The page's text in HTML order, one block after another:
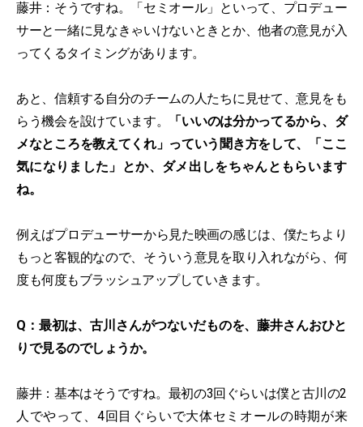
藤井：そうですね。「セミオール」といって、プロデュー
サーと一緒に見なきゃいけないときとか、他者の意見が入
ってくるタイミングがあります。
あと、信頼する自分のチームの人たちに見せて、意見をも
らう機会を設けています。
「いいのは分かってるから、ダ
メなところを教えてくれ」っていう聞き方をして、「ここ
気になりました」とか、ダメ出しをちゃんともらいます
ね。
例えばプロデューサーから見た映画の感じは、僕たちより
もっと客観的なので、そういう意見を取り入れながら、何
度も何度もブラッシュアップしていきます。
Q：最初は、古川さんがつないだものを、藤井さんおひと
りで見るのでしょうか。
藤井：基本はそうですね。最初の3回ぐらいは僕と古川の2
人でやって、4回目ぐらいで大体セミオールの時期が来